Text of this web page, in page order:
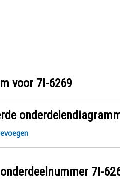
voor 7I-6269
7I-